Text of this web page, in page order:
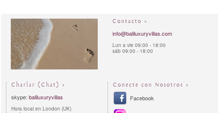
Contacto »
info@baliluxuryvillas.com
Lun a vie 09:00 - 18:00
sáb 09:00 - 18:00
Charlar (Chat) »
skype: baliluxuryvillas
Hora local en London (UK)
Conecte con Nosotros »
Facebook